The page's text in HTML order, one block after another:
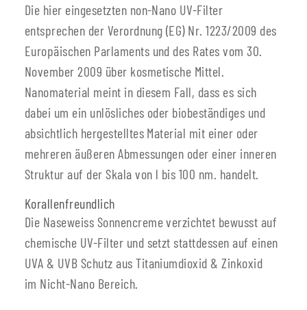
Die hier eingesetzten non-Nano UV-Filter
entsprechen der Verordnung (EG) Nr. 1223/2009 des
Europäischen Parlaments und des Rates vom 30.
November 2009 über kosmetische Mittel.
Nanomaterial meint in diesem Fall, dass es sich
dabei um ein unlösliches oder biobeständiges und
absichtlich hergestelltes Material mit einer oder
mehreren äußeren Abmessungen oder einer inneren
Struktur auf der Skala von l bis 100 nm. handelt.
Korallenfreundlich
Die Naseweiss Sonnencreme verzichtet bewusst auf
chemische UV-Filter und setzt stattdessen auf einen
UVA & UVB Schutz aus Titaniumdioxid & Zinkoxid
im Nicht-Nano Bereich.